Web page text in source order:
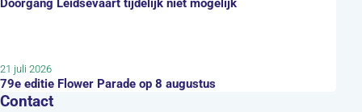
Doorgang Leidsevaart tijdelijk niet mogelijk
79e editie Flower Parade op 8 augustus
21 juli 2026
Contact